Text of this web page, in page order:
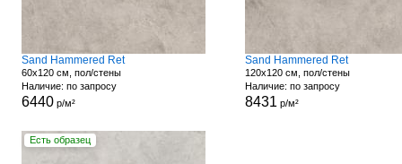
Sand Hammered Ret
60x120 см, пол/стены
Наличие: по запросу
6440р/м²
Sand Hammered Ret
120x120 см, пол/стены
Наличие: по запросу
8431 р/м²
Есть образец